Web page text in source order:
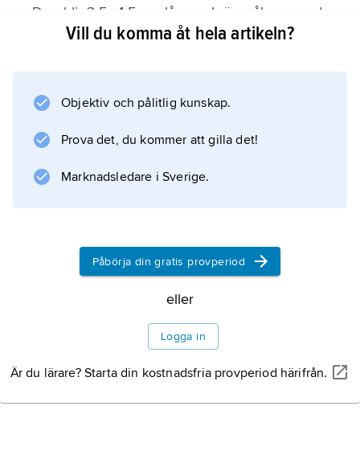
Den blir 3,5–4,5 cm lång och är gråbrun med
smutsgrå undersida. Den har fått sitt namn på
och Asien till Japan, i Sverige norrut till
Vill du komma åt hela artikeln?
Objektiv och pålitlig kunskap.
Prova det, du kommer att gilla det!
Marknadsledare i Sverige.
Påbörja din gratis provperiod
eller
Logga in
Är du lärare? Starta din kostnadsfria provperiod härifrån.